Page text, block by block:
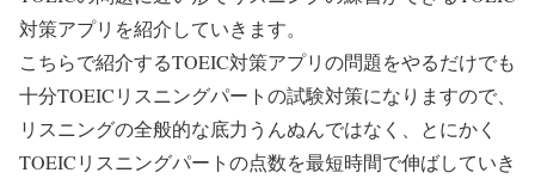
対策アプリを紹介していきます。
こちらで紹介するTOEIC対策アプリの問題をやるだけでも
十分TOEICリスニングパートの試験対策になりますので、
リスニングの全般的な底力うんぬんではなく、とにかく
TOEICリスニングパートの点数を最短時間で伸ばしていき